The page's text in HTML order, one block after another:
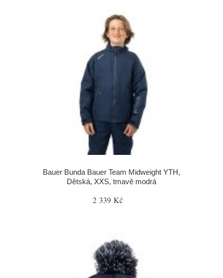
Bauer Bunda Bauer Team Midweight YTH,
Dětská, XXS, tmavě modrá
2 339 Kč